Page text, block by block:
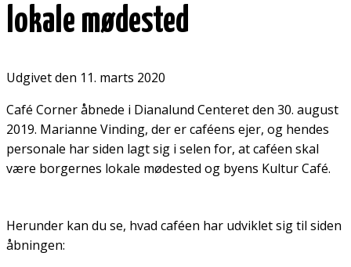
lokale mødested
Udgivet den 11. marts 2020
Café Corner åbnede i Dianalund Centeret den 30. august
2019. Marianne Vinding, der er caféens ejer, og hendes
personale har siden lagt sig i selen for, at caféen skal
være borgernes lokale mødested og byens Kultur Café.
Herunder kan du se, hvad caféen har udviklet sig til siden
åbningen: